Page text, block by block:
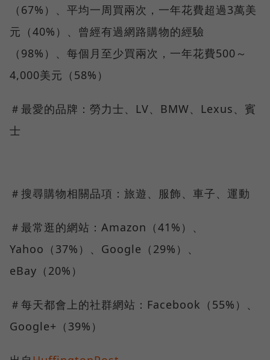
（67%）、平均一周買兩次，一年花費超過3萬美
元（40%）、曾經有過網路購物的經驗
（98%）、每個月至少買兩次，一年花費500～
4,000美元（58%）
＃最愛的品牌：勞力士、LV、BMW、Lexus、賓
士
＃搜尋購物相關品項：旅遊、服飾、車子、運動
＃最常逛的網站：Amazon（41%）、
Yahoo（37%）、Google（29%）、
eBay（20%）
＃每天都會上的社群網站：Facebook（55%）、
Google+（39%）